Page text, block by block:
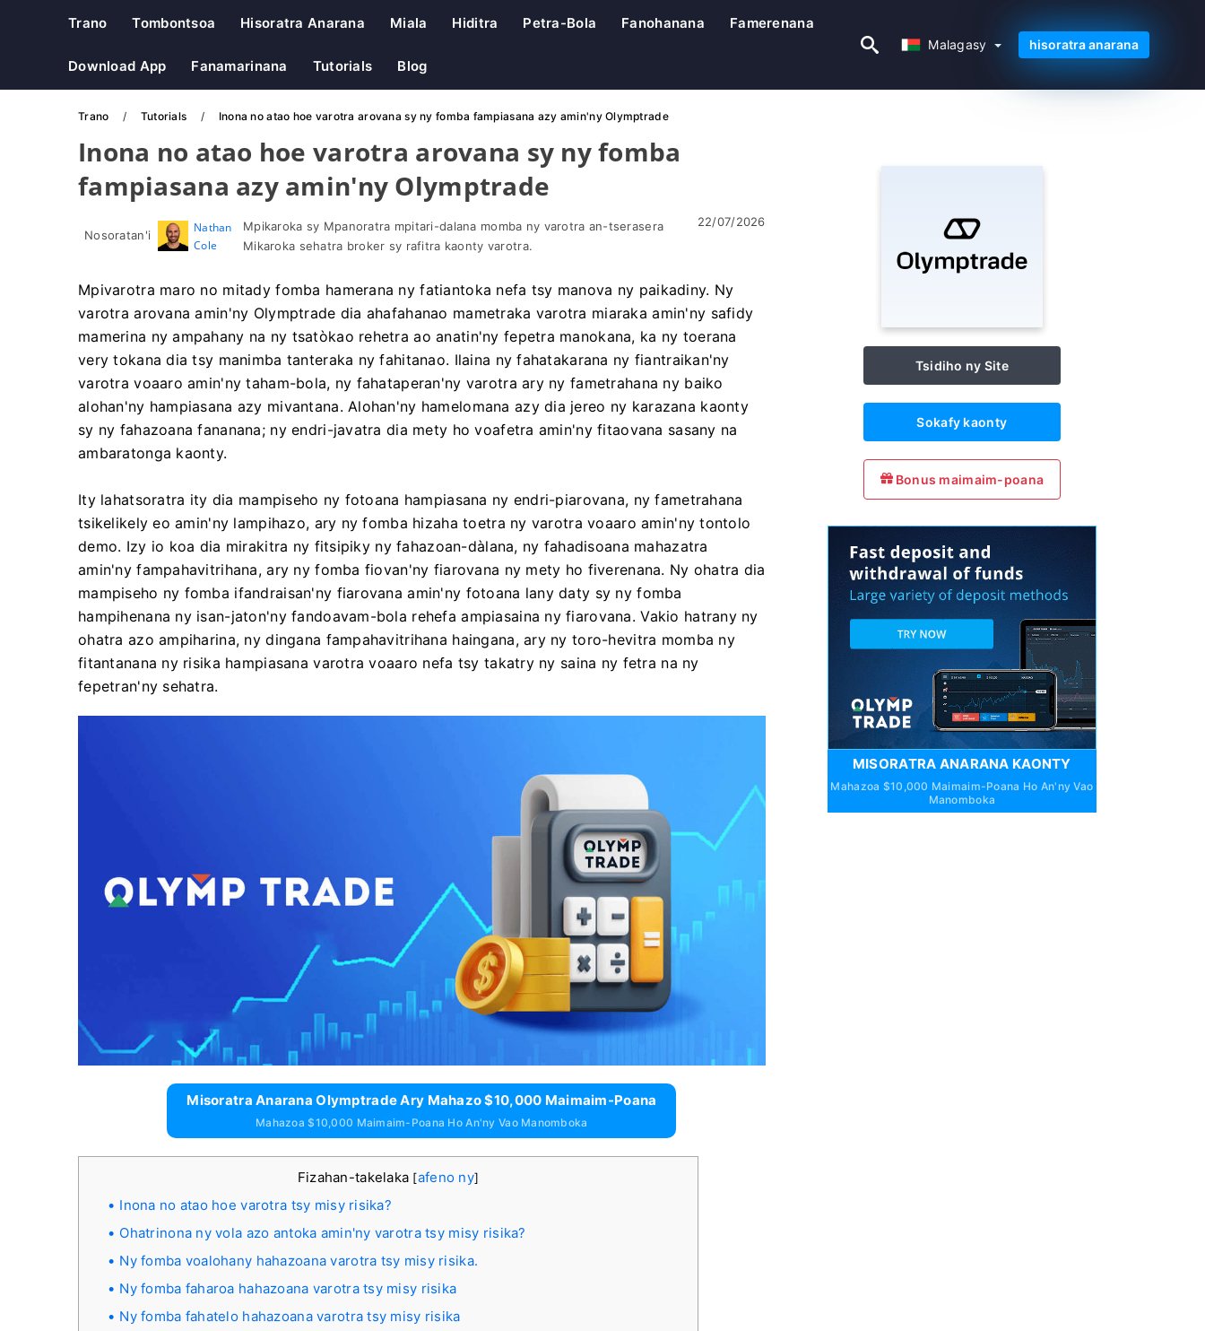
Trano Tombontsoa Hisoratra Anarana Miala Hiditra Petra-Bola Fanohanana Famerenana
Download App Fanamarinana Tutorials Blog
Malagasy hisoratra anarana
Trano Tutorials Inona no atao hoe varotra arovana sy ny fomba fampiasana azy amin'ny Olymptrade
Inona no atao hoe varotra arovana sy ny fomba
fampiasana azy amin'ny Olymptrade
Nosoratan'i
Nathan
Cole
Mpikaroka sy Mpanoratra mpitari-dalana momba ny varotra an-tserasera
Mikaroka sehatra broker sy rafitra kaonty varotra.
22/07/2026
Mpivarotra maro no mitady fomba hamerana ny fatiantoka nefa tsy manova ny paikadiny. Ny
varotra arovana amin'ny Olymptrade dia ahafahanao mametraka varotra miaraka amin'ny safidy
mamerina ny ampahany na ny tsatòkao rehetra ao anatin'ny fepetra manokana, ka ny toerana
very tokana dia tsy manimba tanteraka ny fahitanao. Ilaina ny fahatakarana ny fiantraikan'ny
varotra voaaro amin'ny taham-bola, ny fahataperan'ny varotra ary ny fametrahana ny baiko
alohan'ny hampiasana azy mivantana. Alohan'ny hamelomana azy dia jereo ny karazana kaonty
sy ny fahazoana fananana; ny endri-javatra dia mety ho voafetra amin'ny fitaovana sasany na
ambaratonga kaonty.
Ity lahatsoratra ity dia mampiseho ny fotoana hampiasana ny endri-piarovana, ny fametrahana
tsikelikely eo amin'ny lampihazo, ary ny fomba hizaha toetra ny varotra voaaro amin'ny tontolo
demo. Izy io koa dia mirakitra ny fitsipiky ny fahazoan-dàlana, ny fahadisoana mahazatra
amin'ny fampahavitrihana, ary ny fomba fiovan'ny fiarovana ny mety ho fiverenana. Ny ohatra dia
mampiseho ny fomba ifandraisan'ny fiarovana amin'ny fotoana lany daty sy ny fomba
hampihenana ny isan-jaton'ny fandoavam-bola rehefa ampiasaina ny fiarovana. Vakio hatrany ny
ohatra azo ampiharina, ny dingana fampahavitrihana haingana, ary ny toro-hevitra momba ny
fitantanana ny risika hampiasana varotra voaaro nefa tsy takatry ny saina ny fetra na ny
fepetran'ny sehatra.
Misoratra Anarana Olymptrade Ary Mahazo $10,000 Maimaim-Poana
Mahazoa $10,000 Maimaim-Poana Ho An'ny Vao Manomboka
Fizahan-takelaka [afeno ny]
Inona no atao hoe varotra tsy misy risika?
Ohatrinona ny vola azo antoka amin'ny varotra tsy misy risika?
Ny fomba voalohany hahazoana varotra tsy misy risika.
Ny fomba faharoa hahazoana varotra tsy misy risika
Ny fomba fahatelo hahazoana varotra tsy misy risika
Tsidiho ny Site
Sokafy kaonty
Bonus maimaim-poana
MISORATRA ANARANA KAONTY
Mahazoa $10,000 Maimaim-Poana Ho An'ny Vao
Manomboka